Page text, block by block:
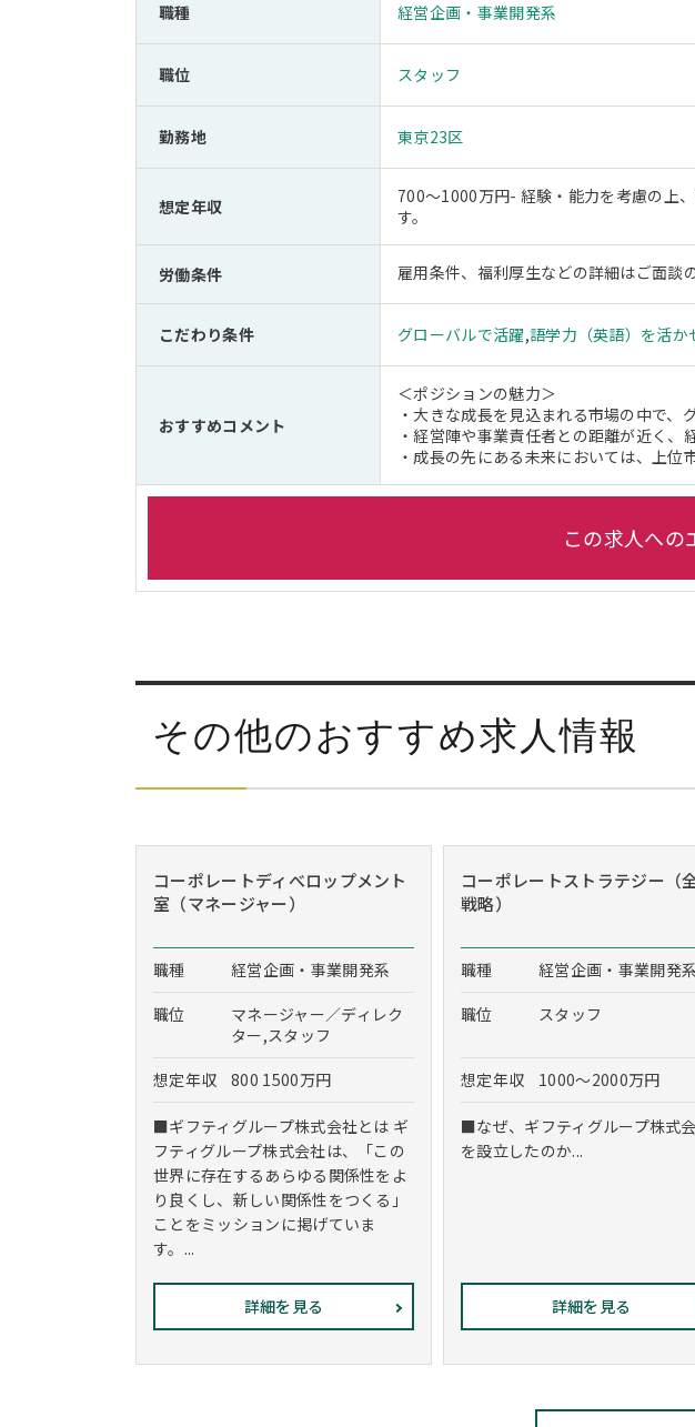
職種 経営企画・事業開発系
職位 スタッフ
勤務地 東京23区
想定年収
700～1000万円- 経験・能力を考慮の上
す。
労働条件 雇用条件、福利厚生などの詳細はご面談
こだわり条件 グローバルで活躍,語学力（英語）を活か
おすすめコメント
＜ポジションの魅力＞
・大きな成長を見込まれる市場の中で、
・経営陣や事業責任者との距離が近く、
・成長の先にある未来においては、上位
この求人への
その他のおすすめ求人情報
コーポレートディべロップメント
室（マネージャー）
職種
経営企画・事業開発系
職位
マネージャー／ディレク
ター,スタッフ
想定年収
800 1500万円
■ギフティグループ株式会社とは ギ
フティグループ株式会社は、「この
世界に存在するあらゆる関係性をよ
り良くし、新しい関係性をつくる」
ことをミッションに掲げていま
す。...
詳細を見る
コーポレートストラテジー（
戦略）
職種
経営企画・事業開発系
職位
スタッフ
想定年収 1000～2000万円
■なぜ、ギフティグループ株式
を設立したのか...
詳細を見る